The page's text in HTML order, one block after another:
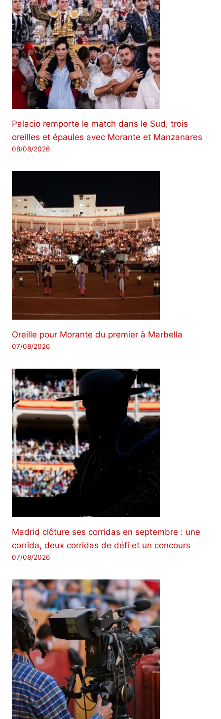
Palacio remporte le match dans le Sud, trois
oreilles et épaules avec Morante et Manzanares
08/08/2026
Oreille pour Morante du premier à Marbella
07/08/2026
Madrid clôture ses corridas en septembre : une
corrida, deux corridas de défi et un concours
07/08/2026